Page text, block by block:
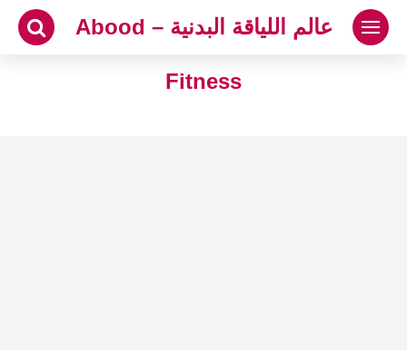
التجاوز
المحتوى
عالم اللياقة البدنية – Abood
Fitness